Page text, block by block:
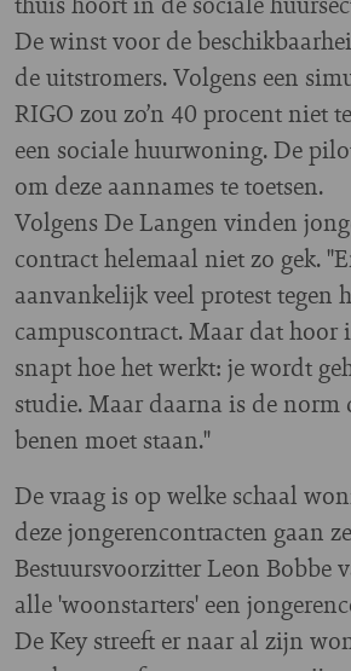
De winst voor de
de uitstromers. Volgens een
RIGO zou zo’n 40 procent niet
een sociale huurwoning. De
om deze aannames te toetsen.
Volgens De Langen vinden
contract helemaal niet zo gek.
aanvankelijk veel protest tegen
campuscontract. Maar dat hoor
snapt hoe het werkt: je wordt
studie. Maar daarna is de norm
benen moet staan."
De vraag is op welke schaal
deze jongerencontracten gaan
Bestuursvoorzitter Leon Bobbe
alle 'woonstarters' een
De Key streeft er naar al zijn